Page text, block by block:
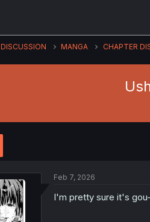
DISCUSSION MANGA CHAPTER
Feb 7, 2026
I'm pretty sure it's